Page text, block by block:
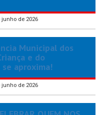
junho de 2026
Municipal dos
e do
aproxima!
junho de 2026